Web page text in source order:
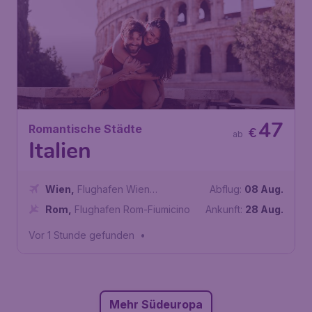
Romantische Städte
Italien
€47
ab
Wien
Flughafen Wien
Schwechat
Rom Flughafen Rom-Fiumicino
Abflug: 08 Aug.
Ankunft: 28 Aug.
Vor 1 Stunde gefunden •
Mehr Südeuropa